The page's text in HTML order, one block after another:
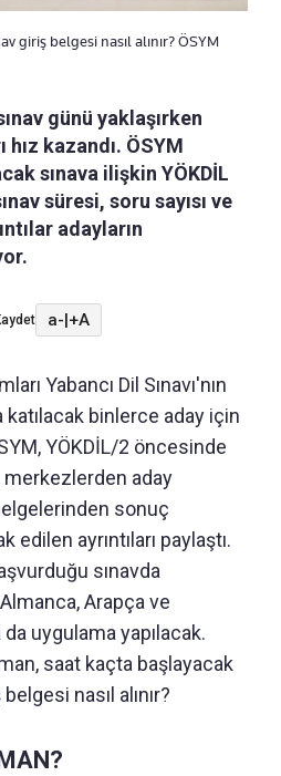
giriş belgesi nasıl alınır? ÖSYM
günü yaklaşırken
hız kazandı. ÖSYM
sınava ilişkin YÖKDİL
süresi, soru sayısı ve
adayların
a-|+A
Yabancı Dil Sınavı'nın
katılacak binlerce aday için
YÖKDİL/2 öncesinde
merkezlerden aday
sonuç
ayrıntıları paylaştı.
sınavda
Arapça ve
da uygulama yapılacak.
saat kaçta başlayacak
nasıl alınır?